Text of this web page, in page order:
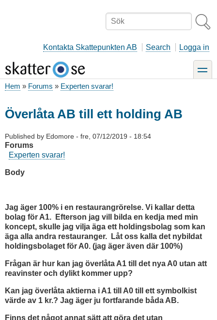
Sök
Kontakta Skattepunkten AB Search Logga in
toggle
Hem Forums Experten svarar!
Överlåta AB till ett holding AB
Published by Edomore - fre, 07/12/2019 - 18:54
Forums
Experten svarar!
Body
Jag äger 100% i en restaurangrörelse. Vi kallar detta
bolag för A1. Efterson jag vill bilda en kedja med min
koncept, skulle jag vilja äga ett holdingsbolag som kan
äga alla andra restauranger. Låt oss kalla det nybildat
holdingsbolaget för A0. (jag äger även där 100%)
Frågan är hur kan jag överlåta A1 till det nya A0 utan att
reavinster och dylikt kommer upp?
Kan jag överlåta aktierna i A1 till A0 till ett symbolkist
värde av 1 kr.? Jag äger ju fortfarande båda AB.
Finns det något annat sätt att göra det utan